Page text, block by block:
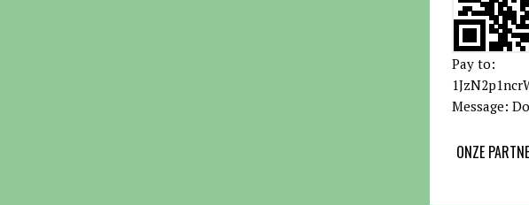
Pay to:
Message:
ONZE